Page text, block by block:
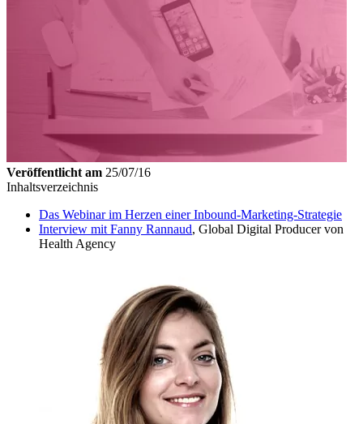
Veröffentlicht am 25/07/16
Inhaltsverzeichnis
Das Webinar im Herzen einer Inbound-Marketing-Strategie
Interview mit Fanny Rannaud, Global Digital Producer von
Health Agency